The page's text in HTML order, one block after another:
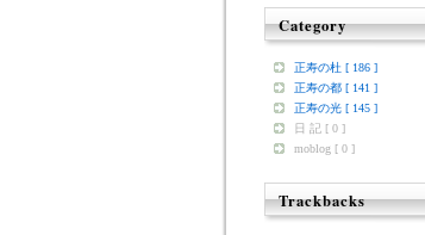
Category
正寿の杜 [ 186 ]
正寿の都 [ 141 ]
正寿の光 [ 145 ]
日 記 [ 0 ]
moblog [ 0 ]
Trackbacks